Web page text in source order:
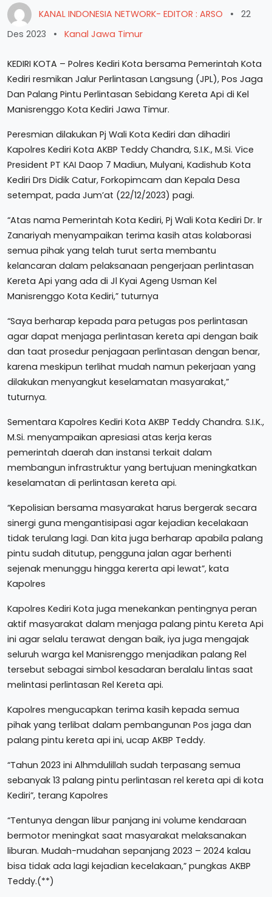
KANAL INDONESIA NETWORK- EDITOR : ARSO •
22
Des 2023
• Kanal Jawa Timur
KEDIRI KOTA – Polres Kediri Kota bersama Pemerintah Kota
Kediri resmikan Jalur Perlintasan Langsung (JPL), Pos Jaga
Dan Palang Pintu Perlintasan Sebidang Kereta Api di Kel
Manisrenggo Kota Kediri Jawa Timur.
Peresmian dilakukan Pj Wali Kota Kediri dan dihadiri
Kapolres Kediri Kota AKBP Teddy Chandra, S.I.K., M.Si. Vice
President PT ΚΑΙ Daop 7 Madiun, Mulyani, Kadishub Kota
Kediri Drs Didik Catur, Forkopimcam dan Kepala Desa
setempat, pada Jum’at (22/12/2023) pagi.
“Atas nama Pemerintah Kota Kediri, Pj Wali Kota Kediri Dr. Ir
Zanariyah menyampaikan terima kasih atas kolaborasi
semua pihak yang telah turut serta membantu
kelancaran dalam pelaksanaan pengerjaan perlintasan
Kereta Api yang ada di Jl Kyai Ageng Usman Kel
Manisrenggo Kota Kediri,” tuturnya
“Saya berharap kepada para petugas pos perlintasan
agar dapat menjaga perlintasan kereta api dengan baik
dan taat prosedur penjagaan perlintasan dengan benar,
karena meskipun terlihat mudah namun pekerjaan yang
dilakukan menyangkut keselamatan masyarakat,”
tuturnya.
Sementara Kapolres Kediri Kota AKBP Teddy Chandra. S.I.K.,
M.Si. menyampaikan apresiasi atas kerja keras
pemerintah daerah dan instansi terkait dalam
membangun infrastruktur yang bertujuan meningkatkan
keselamatan di perlintasan kereta api.
“Kepolisian bersama masyarakat harus bergerak secara
sinergi guna mengantisipasi agar kejadian kecelakaan
tidak terulang lagi. Dan kita juga berharap apabila palang
pintu sudah ditutup, pengguna jalan agar berhenti
sejenak menunggu hingga kererta api lewat”, kata
Kapolres
Kapolres Kediri Kota juga menekankan pentingnya peran
aktif masyarakat dalam menjaga palang pintu Kereta Api
ini agar selalu terawat dengan baik, iya juga mengajak
seluruh warga kel Manisrenggo menjadikan palang Rel
tersebut sebagai simbol kesadaran beralalu lintas saat
melintasi perlintasan Rel Kereta api.
Kapolres mengucapkan terima kasih kepada semua
pihak yang terlibat dalam pembangunan Pos jaga dan
palang pintu kereta api ini, ucap AKBP Teddy.
“Tahun 2023 ini Alhmdulillah sudah terpasang semua
sebanyak 13 palang pintu perlintasan rel kereta api di kota
Kediri”, terang Kapolres
“Tentunya dengan libur panjang ini volume kendaraan
bermotor meningkat saat masyarakat melaksanakan
liburan. Mudah-mudahan sepanjang 2023 – 2024 kalau
bisa tidak ada lagi kejadian kecelakaan,” pungkas AKBP
Teddy.(**)